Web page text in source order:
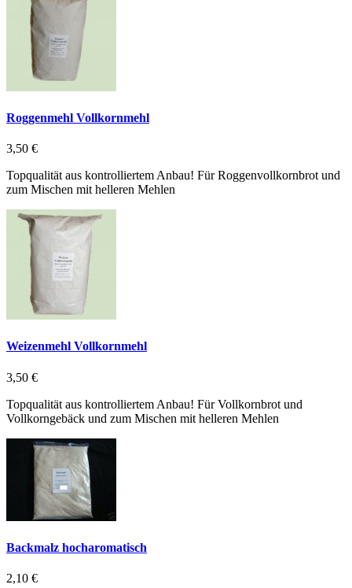
Roggenmehl Vollkornmehl
3,50 €
Topqualität aus kontrolliertem Anbau! Für Roggenvollkornbrot und
zum Mischen mit helleren Mehlen
Weizenmehl Vollkornmehl
3,50 €
Topqualität aus kontrolliertem Anbau! Für Vollkornbrot und
Vollkorngebäck und zum Mischen mit helleren Mehlen
Backmalz hocharomatisch
2,10 €